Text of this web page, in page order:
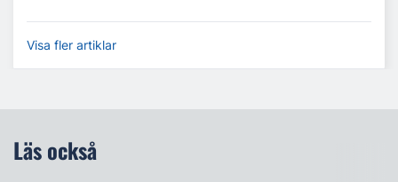
Visa fler artiklar
Läs också